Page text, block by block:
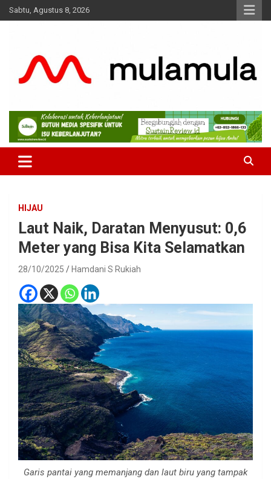
Skip
to
Sabtu, Agustus 8, 2026
MulaMula
Medianya para Gen Z
HIJAU
Laut Naik, Daratan Menyusut: 0,6
Meter yang Bisa Kita Selamatkan
28/10/2025 Hamdani S Rukiah
Garis pantai yang memanjang dan laut biru yang tampak